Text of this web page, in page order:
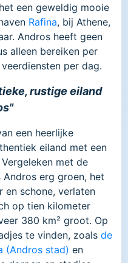
een geweldig mooie
Rafina, bij Athene,
Andros heeft geen
alleen bereiken per
per dag.
rustige eiland
een heerlijke
eiland met een
met de
erg groen, het
en schone, verlaten
op tien kilometer
380 km² groot. Op
te vinden, zoals de
(Andros stad) en